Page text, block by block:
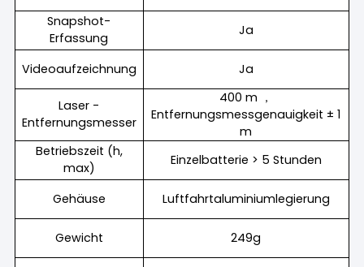
Snapshot-
Erfassung
Ja
Videoaufzeichnung Ja
Laser -
Entfernungsmesser
400 m ，
Entfernungsmessgenauigkeit ± 1
m
Betriebszeit (h,
max)
Einzelbatterie > 5 Stunden
Gehäuse Luftfahrtaluminiumlegierung
Gewicht 249g